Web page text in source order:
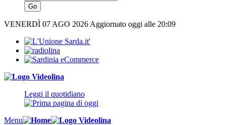
VENERDÌ 07 AGO 2026 Aggiornato oggi alle 20:09
Leggi il quotidiano
Menu